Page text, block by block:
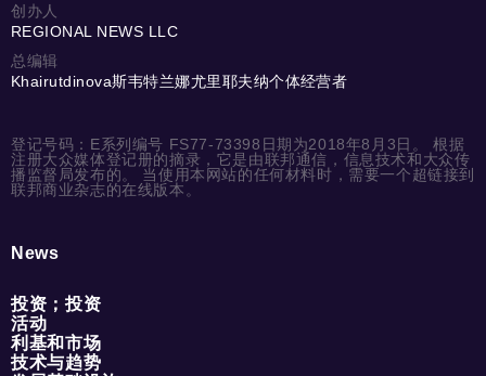
创办人
REGIONAL NEWS LLC
总编辑
Khairutdinova斯韦特兰娜尤里耶夫纳个体经营者
登记号码：E系列编号 FS77-73398日期为2018年8月3日。 根据
注册大众媒体登记册的摘录，它是由联邦通信，信息技术和大众传
播监督局发布的。 当使用本网站的任何材料时，需要一个超链接到
联邦商业杂志的在线版本。
News
投资；投资
活动
利基和市场
技术与趋势